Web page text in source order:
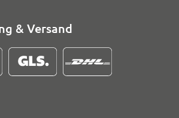
& Versand